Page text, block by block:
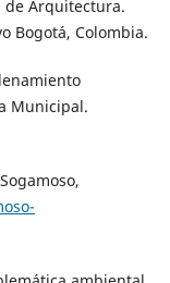
de Arquitectura.
Bogotá, Colombia.
Municipal.